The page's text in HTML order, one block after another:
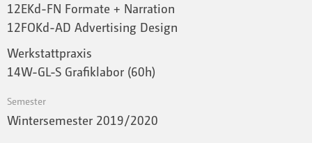
12EKd-FN Formate + Narration
12FOKd-AD Advertising Design
Werkstattpraxis
14W-GL-S Grafiklabor (60h)
Semester
Wintersemester 2019 / 2020